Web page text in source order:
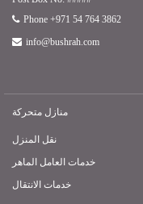
Phone +971 54 764 3862
info@bushrah.com
منازل متحركة
نقل المنزل
خدمات العامل الماهر
خدمات الانتقال